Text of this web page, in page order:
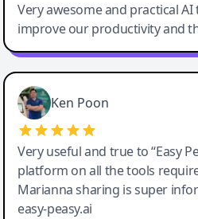
Very awesome and practical
improve our productivity and
Ken Poon
Very useful and true to “Easy
platform on all the tools
Marianna sharing is super
easy-peasy.ai